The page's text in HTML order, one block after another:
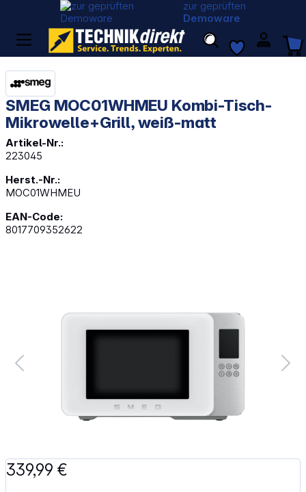
zur geprüften
Demoware
SMEG MOC01WHMEU Kombi-Tisch-
Mikrowelle+Grill, weiß-matt
Artikel-Nr.:
223045
Herst.-Nr.:
MOC01WHMEU
EAN-Code:
8017709352622
339,99 €